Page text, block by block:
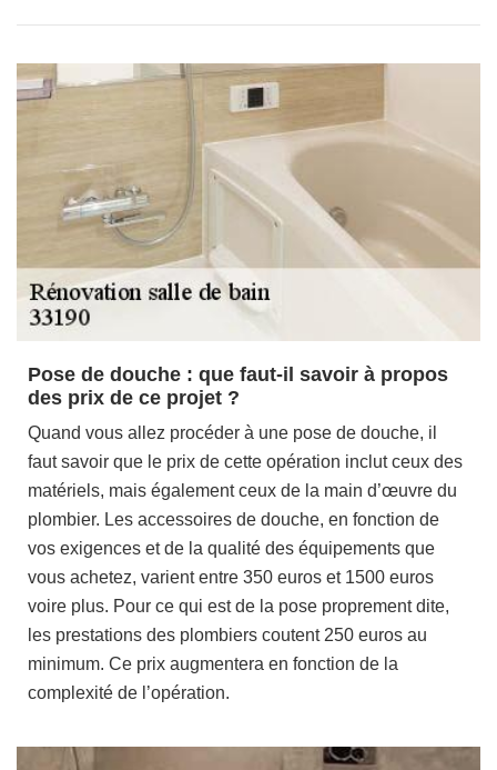
Pose de douche : que faut-il savoir à propos
des prix de ce projet ?
Quand vous allez procéder à une pose de douche, il
faut savoir que le prix de cette opération inclut ceux des
matériels, mais également ceux de la main d’œuvre du
plombier. Les accessoires de douche, en fonction de
vos exigences et de la qualité des équipements que
vous achetez, varient entre 350 euros et 1500 euros
voire plus. Pour ce qui est de la pose proprement dite,
les prestations des plombiers coutent 250 euros au
minimum. Ce prix augmentera en fonction de la
complexité de l’opération.